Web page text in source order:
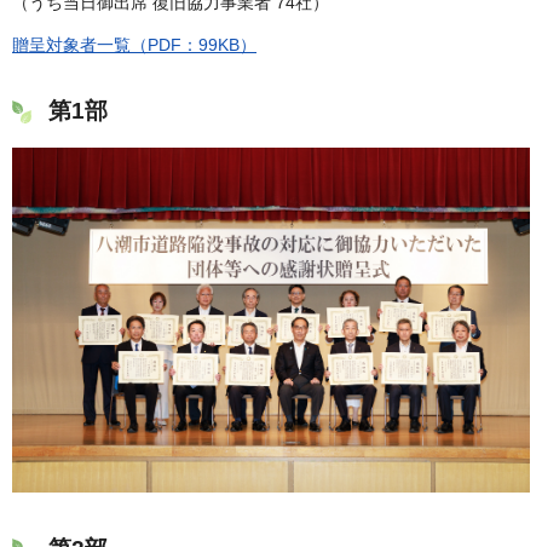
贈呈対象者一覧（PDF：99KB）
第1部